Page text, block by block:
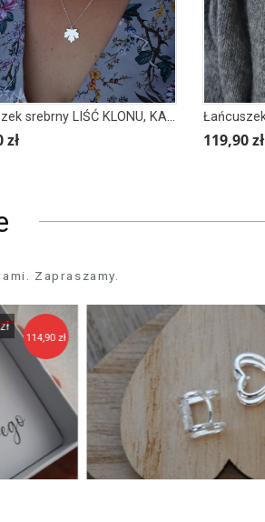
Łańcuszek srebrny LIŚĆ KLONU, KANADA
zł 119,90 zł
Zapraszamy.
zł
111,90 zł